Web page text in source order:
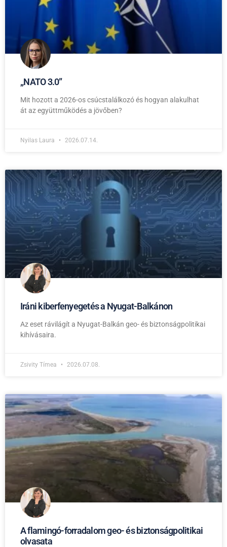
,,NATO 3.0”
Mit hozott a 2026-os csúcstalálkozó és hogyan alakulhat
át az együttműködés a jövőben?
Nyilas Laura 2026.07.14.
Iráni kiberfenyegetés a Nyugat-Balkánon
Az eset rávilágít a Nyugat-Balkán geo- és biztonságpolitikai
kihívásaira.
Zsivity Tímea 2026.07.08.
A flamingó-forradalom geo- és biztonságpolitikai
olvasata